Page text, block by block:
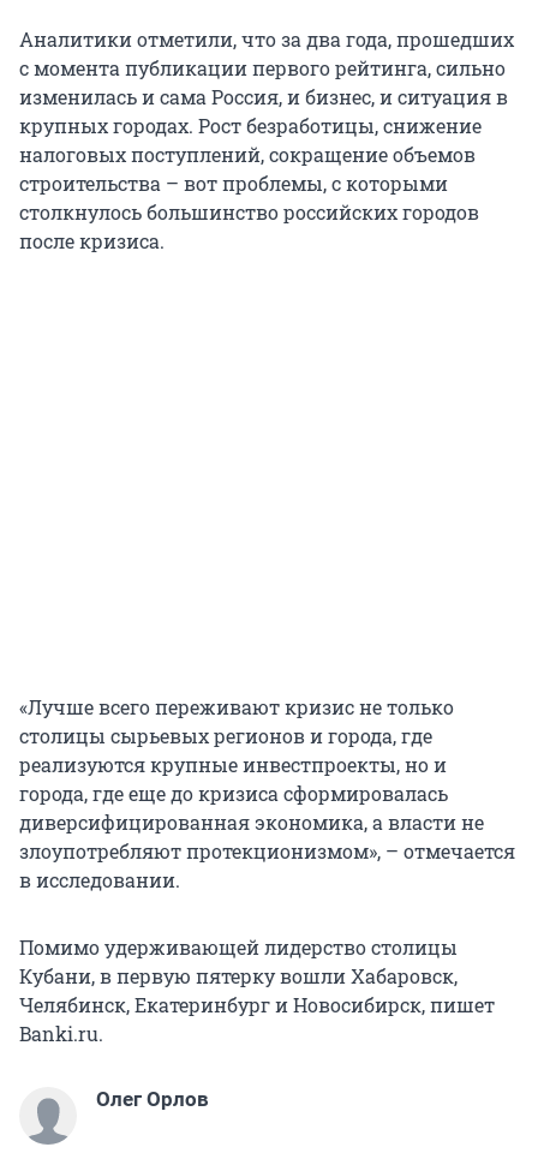
Аналитики отметили, что за два года, прошедших
с момента публикации первого рейтинга, сильно
изменилась и сама Россия, и бизнес, и ситуация в
крупных городах. Рост безработицы, снижение
налоговых поступлений, сокращение объемов
строительства – вот проблемы, с которыми
столкнулось большинство российских городов
после кризиса.
«Лучше всего переживают кризис не только
столицы сырьевых регионов и города, где
реализуются крупные инвестпроекты, но и
города, где еще до кризиса сформировалась
диверсифицированная экономика, а власти не
злоупотребляют протекционизмом», – отмечается
в исследовании.
Помимо удерживающей лидерство столицы
Кубани, в первую пятерку вошли Хабаровск,
Челябинск, Екатеринбург и Новосибирск, пишет
Banki.ru.
Олег Орлов